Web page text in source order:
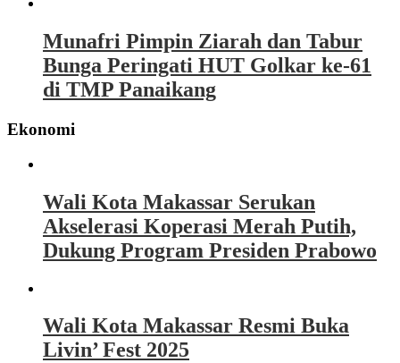
Munafri Pimpin Ziarah dan Tabur
Bunga Peringati HUT Golkar ke-61
di TMP Panaikang
Ekonomi
Wali Kota Makassar Serukan
Akselerasi Koperasi Merah Putih,
Dukung Program Presiden Prabowo
Wali Kota Makassar Resmi Buka
Livin’ Fest 2025